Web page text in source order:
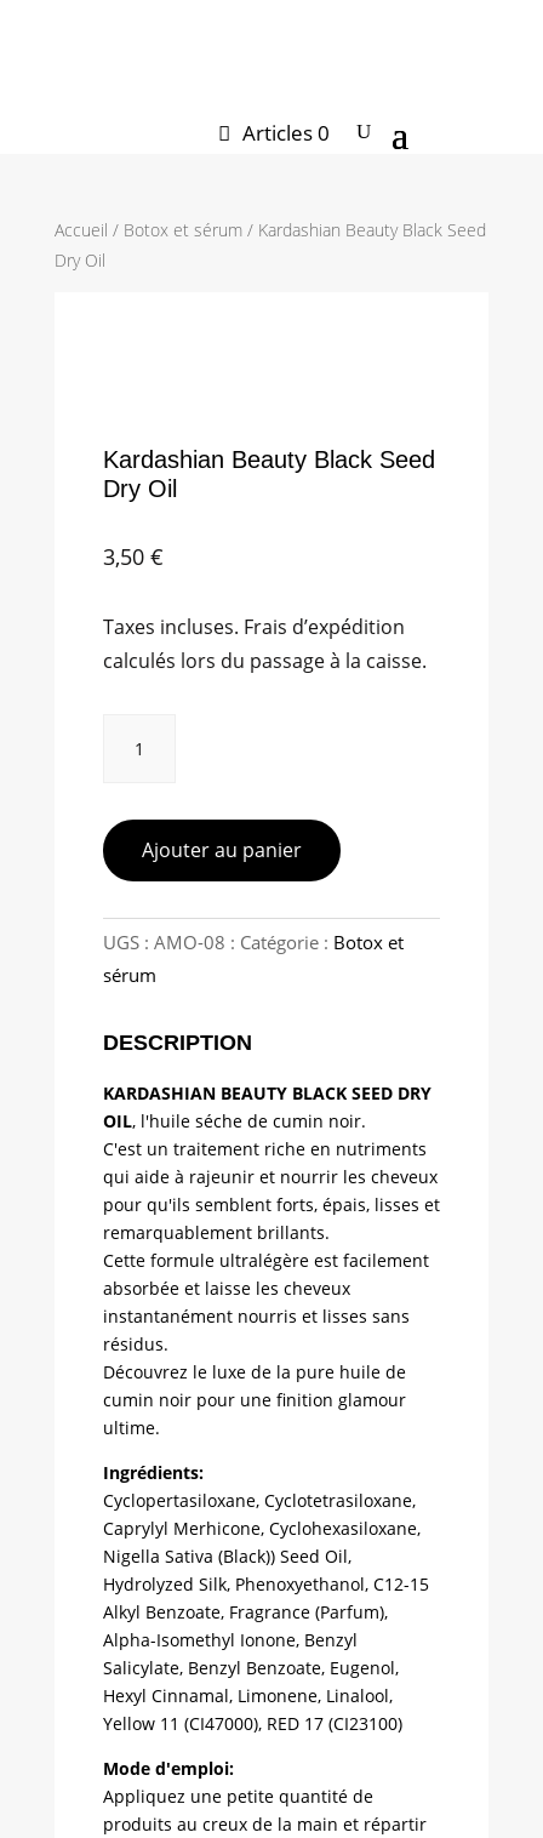
Articles 0
Accueil / Botox et sérum/ Kardashian Beauty Black Seed
Dry Oil
Kardashian Beauty Black Seed
Dry Oil
3,50 €
Taxes incluses. Frais d’expédition
calculés lors du passage à la caisse.
Black
Seed
Dry
Oil
Ajouter au panier
UGS : AMO-08 Catégorie : Botox et
sérum
DESCRIPTION
KARDASHIAN BEAUTY BLACK SEED DRY
OIL, l'huile séche de cumin noir.
C'est un traitement riche en nutriments
qui aide à rajeunir et nourrir les cheveux
pour qu'ils semblent forts, épais, lisses et
remarquablement brillants.
Cette formule ultralégère est facilement
absorbée et laisse les cheveux
instantanément nourris et lisses sans
résidus.
Découvrez le luxe de la pure huile de
cumin noir pour une finition glamour
ultime.
Ingrédients:
Cyclopertasiloxane, Cyclotetrasiloxane,
Caprylyl Merhicone, Cyclohexasiloxane,
Nigella Sativa (Black)) Seed Oil,
Hydrolyzed Silk, Phenoxyethanol, C12-15
Alkyl Benzoate, Fragrance (Parfum),
Alpha-Isomethyl Ionone, Benzyl
Salicylate, Benzyl Benzoate, Eugenol,
Hexyl Cinnamal, Limonene, Linalool,
Yellow 11 (CI47000), RED 17 (CI23100)
Mode d'emploi:
Appliquez une petite quantité de
produits au creux de la main et répartir